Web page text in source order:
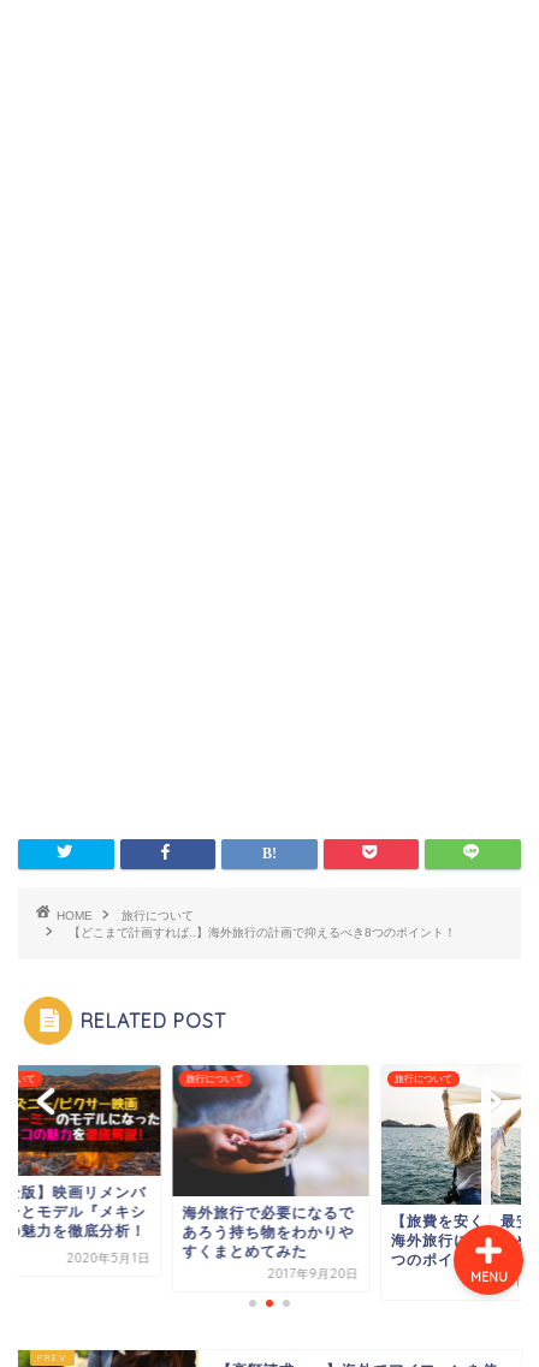
HOME
旅行について
【どこまで計画すれば..】海外旅行の計画で抑えるべき8つのポイント！
RELATED POST
ついて
旅行で必要になるで
う持ち物をわかりや
まとめてみた
旅行について
【旅費を安く】最安値で
海外旅行に行くための8
つのポイントまとめ！
2017年10月16日
旅行について
【完全版】映画リメ
ーミーとモデル『メ
コ』の魅力を徹底分
2020年5
MENU
スペイン